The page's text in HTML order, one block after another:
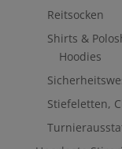
Reitsocken
Shirts &
Hoodies
Stiefeletten,